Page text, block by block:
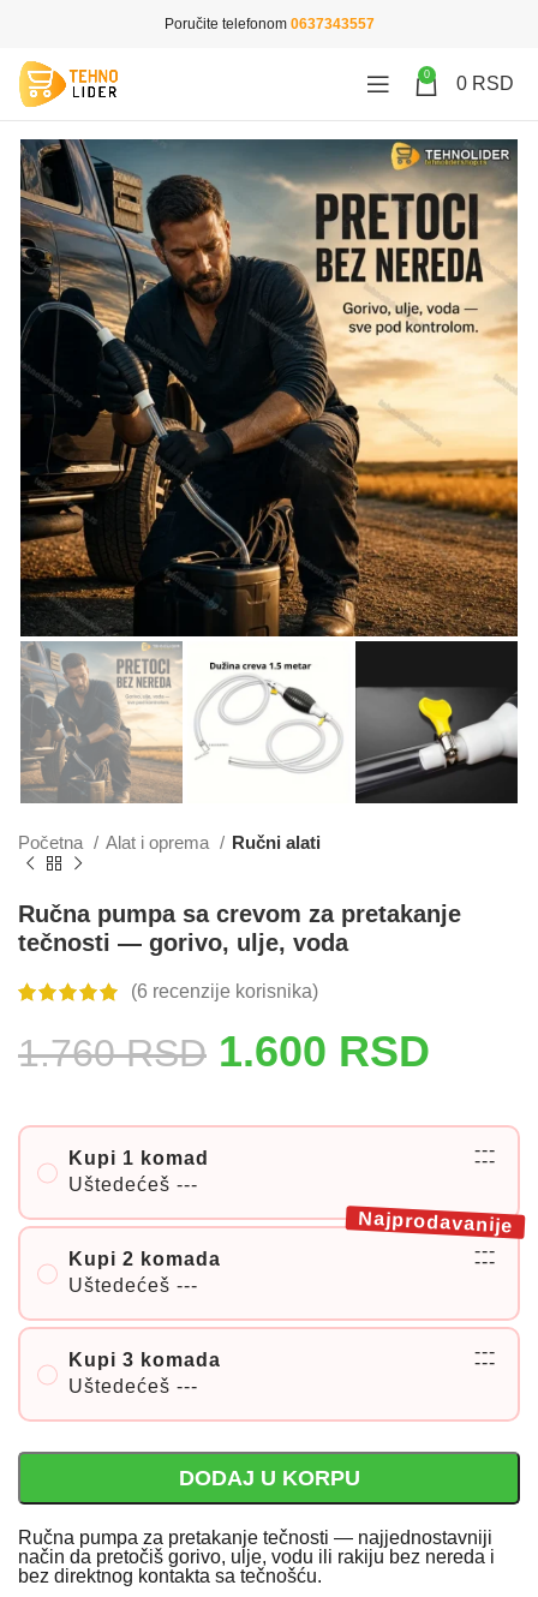
Poručite telefonom 0637343557
0 0 RSD
Početna Alat i oprema Ručni alati
Ručna pumpa sa crevom za pretakanje
tečnosti — gorivo, ulje, voda
(6 recenzije korisnika)
1.760RSD 1.600 RSD
Kupi 1 komad
Uštedećeš ---
---
---
Kupi 2 komada
Uštedećeš ---
---
---
Najprodavanije
Kupi 3 komada
Uštedećeš ---
---
---
DODAJ U KORPU
Ručna pumpa za pretakanje tečnosti — najjednostavniji
način da pretočiš gorivo, ulje, vodu ili rakiju bez nereda i
bez direktnog kontakta sa tečnošću.